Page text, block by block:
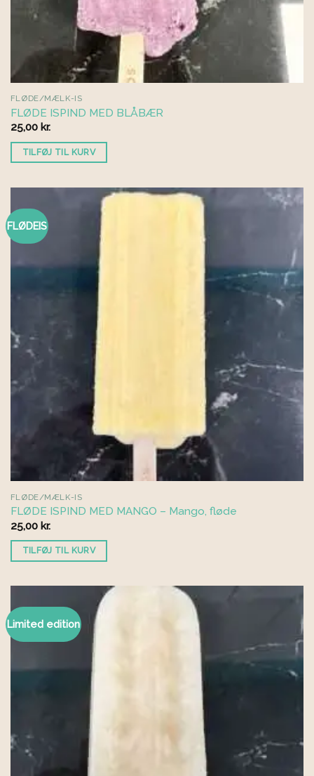
FLØDE/MÆLK-IS
FLØDE ISPIND MED BLÅBÆR
25,00 kr.
TILFØJ TIL KURV
FLØDEIS
FLØDE/MÆLK-IS
FLØDE ISPIND MED MANGO – Mango, fløde
25,00 kr.
TILFØJ TIL KURV
Limited edition